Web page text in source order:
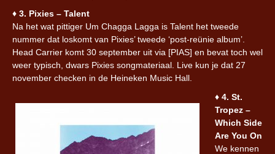
♦︎ 3. Pixies – Talent
Na het wat pittiger Um Chagga Lagga is Talent het tweede
nummer dat loskomt van Pixies’ tweede ‘post-reünie album’.
Head Carrier komt 30 september uit via [PIAS] en bevat toch wel
weer typisch, dwars Pixies songmateriaal. Live kun je dat 27
november checken in de Heineken Music Hall.
♦︎ 4. St.
Tropez –
Which Side
Are You On
We kennen